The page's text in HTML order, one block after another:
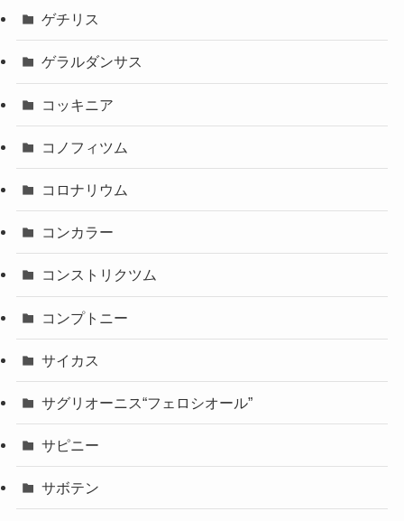
ゲチリス
ゲラルダンサス
コッキニア
コノフィツム
コロナリウム
コンカラー
コンストリクツム
コンプトニー
サイカス
サグリオーニス“フェロシオール”
サピニー
サボテン